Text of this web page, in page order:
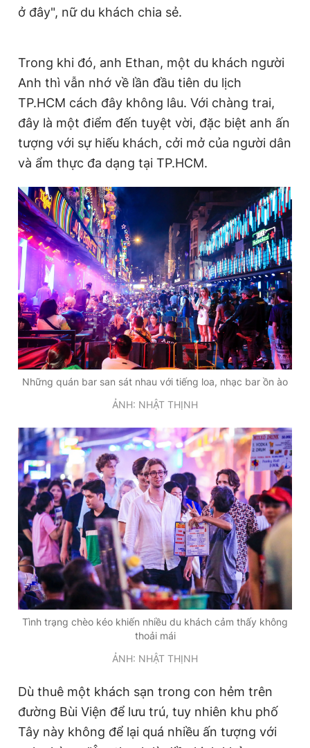
ở đây", nữ du khách chia sẻ.
Trong khi đó, anh Ethan, một du khách người
Anh thì vẫn nhớ về lần đầu tiên du lịch
TP.HCM cách đây không lâu. Với chàng trai,
đây là một điểm đến tuyệt vời, đặc biệt anh ấn
tượng với sự hiếu khách, cởi mở của người dân
và ẩm thực đa dạng tại TP.HCM.
Những quán bar san sát nhau với tiếng loa, nhạc bar ồn ào
ẢNH: NHẬT THỊNH
Tình trạng chèo kéo khiến nhiều du khách cảm thấy không
thoải mái
ẢNH: NHẬT THỊNH
Dù thuê một khách sạn trong con hẻm trên
đường Bùi Viện để lưu trú, tuy nhiên khu phố
Tây này không để lại quá nhiều ấn tượng với